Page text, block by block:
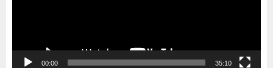
00:00 35:10